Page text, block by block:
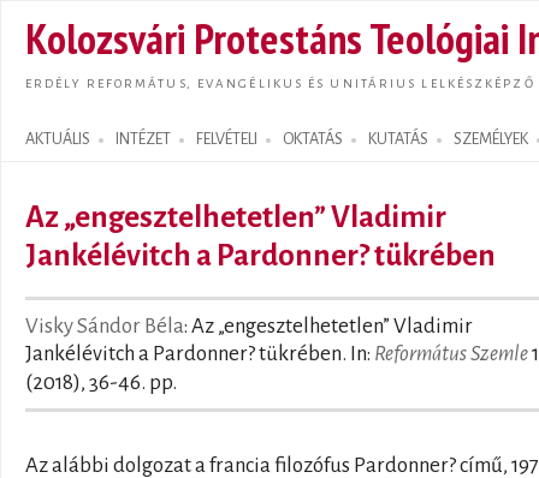
Kolozsvári Protestáns Teológiai
ERDÉLY REFORMÁTUS, EVANGÉLIKUS ÉS UNITÁRIUS LELKÉSZKÉPZŐ
AKTUÁLIS INTÉZET FELVÉTELI OKTATÁS KUTATÁS SZEMÉLYEK
Search form
Az „engesztelhetetlen” Vladimir
Jankélévitch a Pardonner? tükrében
Visky Sándor Béla: Az „engesztelhetetlen” Vladimir
Jankélévitch a Pardonner? tükrében. In: Református Szemle
(2018), 36-46. pp.
Az alábbi dolgozat a francia filozófus Pardonner? című,